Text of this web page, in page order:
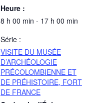
Heure :
8 h 00 min - 17 h 00 min
Série :
VISITE DU MUSÉE
D’ARCHÉOLOGIE
PRÉCOLOMBIENNE ET
DE PRÉHISTOIRE, FORT
DE FRANCE